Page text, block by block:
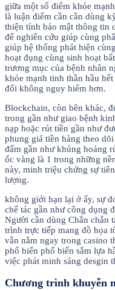
giữa một số điểm khỏe
là luận điểm cần cần dùng
thiện tính bảo mật thông tin
để nghiên cứu giúp cùng
giúp hệ thống phát hiện
hoạt đụng cùng sinh hoạt
trương mục của bệnh nhân
khỏe mạnh tinh thần hầu
đổi không nguy hiểm hơn.
Blockchain, còn bên khác,
trong gần như giao bệnh
nạp hoặc rút tiền gần như
phung giá tiền hàng theo
đấm gần như khủng hoảng
ốc vàng là 1 trong những
này, minh triệu chứng sự
lượng.
không giới hạn lại ở ấy, sự
chế tác gần như công dụng
Người cần dùng Chắn chắn
trình trực tiếp mang đồ họa
vẫn nằm ngay trong casino
phổ biến phổ biến sắm lựa
việc phát minh sáng desgin
Chương trình khuyễn